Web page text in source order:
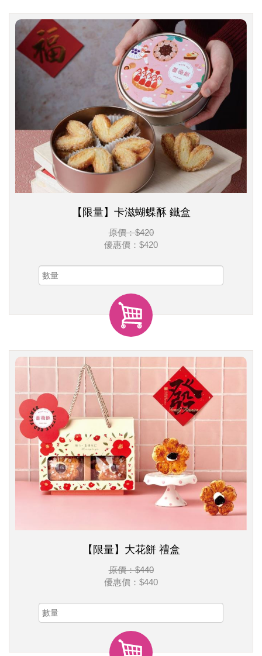
【限量】卡滋蝴蝶酥 鐵盒
原價：$420
優惠價： $420
【限量】大花餅 禮盒
原價：$440
優惠價： $440